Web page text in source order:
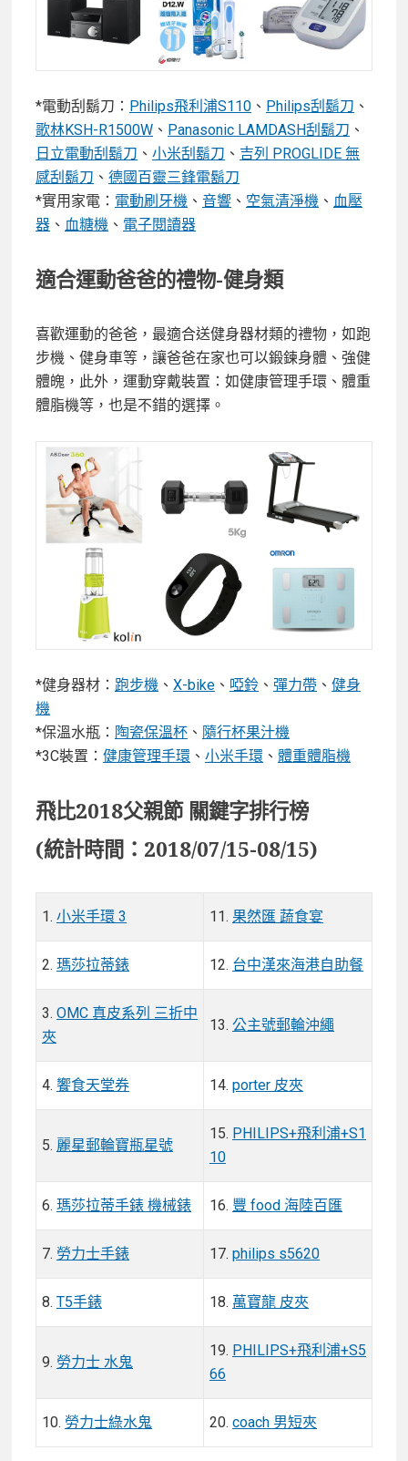
*電動刮鬍刀： Philips飛利浦S110 、 Philips刮鬍刀 、
歌林KSH-R1500W 、 Panasonic LAMDASH刮鬍刀 、
日立電動刮鬍刀 、 小米刮鬍刀 、 吉列 PROGLIDE 無
感刮鬍刀 、 德國百靈三鋒電鬍刀
*實用家電： 電動刷牙機 、 音響 、 空氣清淨機 、 血壓
器 、 血糖機 、 電子閱讀器
適合運動爸爸的禮物-健身類
喜歡運動的爸爸，最適合送健身器材類的禮物，如跑
步機、健身車等，讓爸爸在家也可以鍛鍊身體、強健
體魄，此外，運動穿戴裝置：如健康管理手環、體重
體脂機等，也是不錯的選擇。
*健身器材： 跑步機 、 X-bike 、 啞鈴 、 彈力帶 、 健身
機
*保溫水瓶： 陶瓷保溫杯 、 隨行杯果汁機
*3C裝置： 健康管理手環 、 小米手環 、 體重體脂機
飛比2018父親節 關鍵字排行榜
(統計時間：2018/07/15-08/15)
1. 小米手環 3 11. 果然匯 蔬食宴
2. 瑪莎拉蒂錶 12. 台中漢來海港自助餐
3. OMC 真皮系列 三折中
夾
13. 公主號郵輪沖繩
4. 饗食天堂券 14. porter 皮夾
5. 麗星郵輪寶瓶星號
15. PHILIPS+飛利浦+S1
10
6. 瑪莎拉蒂手錶 機械錶 16. 豐 food 海陸百匯
7. 勞力士手錶 17. philips s5620
8. T5手錶 18. 萬寶龍 皮夾
9. 勞力士 水鬼
19. PHILIPS+飛利浦+S5
66
10. 勞力士綠水鬼 20. coach 男短夾